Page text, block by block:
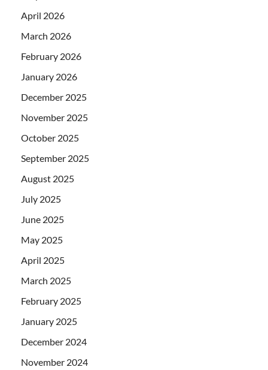
April 2026
March 2026
February 2026
January 2026
December 2025
November 2025
October 2025
September 2025
August 2025
July 2025
June 2025
May 2025
April 2025
March 2025
February 2025
January 2025
December 2024
November 2024